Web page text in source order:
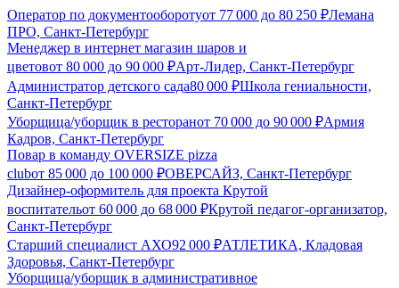
Оператор по документооборотуот 77 000 до 80 250 ₽Лемана
ПРО, Санкт-Петербург
Менеджер в интернет магазин шаров и
цветовот 80 000 до 90 000 ₽Арт-Лидер, Санкт-Петербург
Администратор детского сада80 000 ₽Школа гениальности,
Санкт-Петербург
Уборщица/уборщик в ресторанот 70 000 до 90 000 ₽Армия
Кадров, Санкт-Петербург
Повар в команду OVERSIZE pizza
clubот 85 000 до 100 000 ₽ОВЕРСАЙЗ, Санкт-Петербург
Дизайнер-оформитель для проекта Крутой
воспитательот 60 000 до 68 000 ₽Крутой педагог-организатор,
Санкт-Петербург
Старший специалист АХО92 000 ₽АТЛЕТИКА, Кладовая
Здоровья, Санкт-Петербург
Уборщица/уборщик в административное